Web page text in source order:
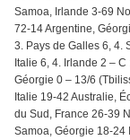
Samoa, Irlande 3-69
72-14 Argentine,
3. Pays de Galles 6, 4.
Italie 6, 4. Irlande 2 – C
Géorgie 0 – 13/6
Italie 19-42 Australie,
du Sud, France 26-39
Samoa, Géorgie 18-24